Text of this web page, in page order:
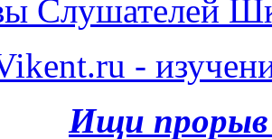
Слушателей
-
Ищи прорыв